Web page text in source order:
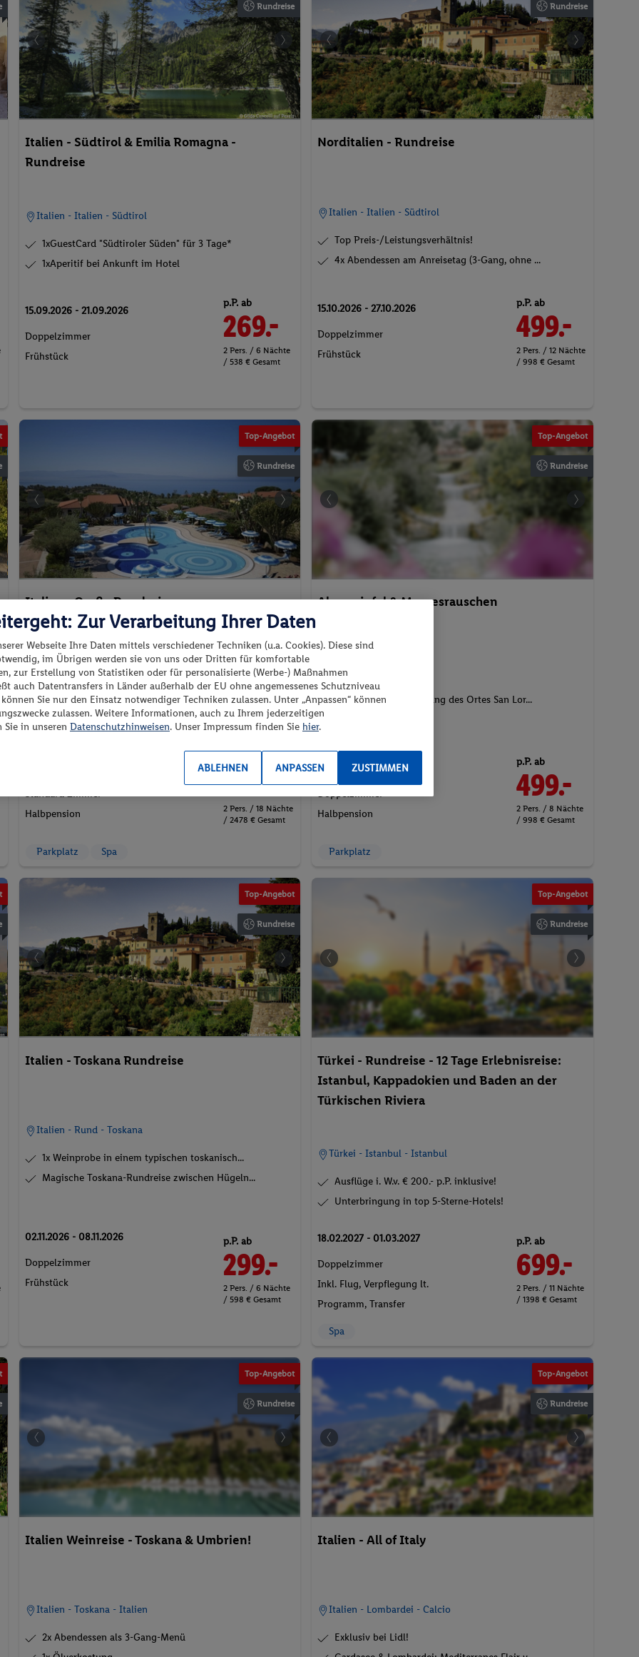
Rundreise
Italien - Südtirol & Emilia Romagna -
Rundreise
Italien - Italien - Südtirol
1xGuestCard "Südtiroler Süden" für 3 Tage*
1xAperitif bei Ankunft im Hotel
15.09.2026 - 21.09.2026
Doppelzimmer
Frühstück
p.P. ab
269.-
2 Pers. / 6 Nächte
/ 538 € Gesamt
Rundreise
©DeLuca G auf Pexels
Norditalien - Rundreise
Italien - Italien - Südtirol
Top Preis-/Leistungsverhältnis!
4x Abendessen am Anreisetag (3-Gang, ohne ...
15.10.2026 - 27.10.2026
Doppelzimmer
Frühstück
p.P. ab
499.-
2 Pers. / 12 Nächte
/ 998 € Gesamt
Top-Angebot
Rundreise
Italien - Große Rundreise
Italien - Brasilien - Italien
1x Trentino Guest Card
Verpflegungs-Upgrade
Standard Zimmer
Halbpension
p.P. ab
1239.-
2 Pers. / 18 Nächte
/ 2478 € Gesamt
Parkplatz Spa
Top-Angebot
Rundreise
Alpengipfel & Meeresrauschen
Italien - Italien - Italien
1x Geführte Besichtigung des Ortes San Lor...
18.10.2026 - 26.10.2026
Doppelzimmer
Halbpension
p.P. ab
499.-
2 Pers. / 8 Nächte
/ 998 € Gesamt
Parkplatz
Top-Angebot
Rundreise
©Mehmet Turgut Kirkgoz auf Pexels
Italien - Toskana Rundreise
Italien - Rund - Toskana
1x Weinprobe in einem typischen toskanisch...
Magische Toskana-Rundreise zwischen Hügeln...
02.11.2026 - 08.11.2026
Doppelzimmer
Frühstück
p.P. ab
299.-
2 Pers. / 6 Nächte
/ 598 € Gesamt
Top-Angebot
Rundreise
©Ozan Çelik
Türkei - Rundreise - 12 Tage Erlebnisreise:
Istanbul, Kappadokien und Baden an der
Türkischen Riviera
Türkei - Istanbul - Istanbul
Ausflüge i. W.v. € 200.- p.P. inklusive!
Unterbringung in top 5-Sterne-Hotels!
18.02.2027 - 01.03.2027
Doppelzimmer
Inkl. Flug,Verpflegung lt.
Programm, Transfer
p.P. ab
699.-
2 Pers. / 11 Nächte
/ 1398 € Gesamt
Spa
Top-Angebot
Rundreise
Italien Weinreise - Toskana & Umbrien!
Italien - Toskana - Italien
2x Abendessen als 3-Gang-Menü
Top-Angebot
Rundreise
Italien - All of Italy
Italien - Lombardei - Calcio
Exklusiv bei Lidl!
Zur Verarbeitung Ihrer Daten
Webseite Ihre Daten mittels verschiedener Techniken (u.a. Cookies). Diese sind
im Übrigen werden sie von uns oder Dritten für komfortable
zur Erstellung von Statistiken oder für personalisierte (Werbe-) Maßnahmen
auch Datentransfers in Länder außerhalb der EU ohne angemessenes Schutzniveau
Sie nur den Einsatz notwendiger Techniken zulassen. Unter „Anpassen“ können
zulassen. Weitere Informationen, auch zu Ihrem jederzeitigen
in unseren Datenschutzhinweisen. Unser Impressum finden Sie hier.
ZUSTIMMEN
ANPASSEN
ABLEHNEN